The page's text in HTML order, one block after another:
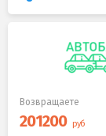
Возвращаете